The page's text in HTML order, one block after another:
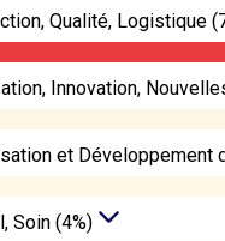
Qualité, Logistique
Innovation,
et
Soin (4%)